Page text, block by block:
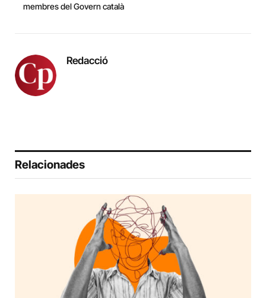
membres del Govern català
Redacció
Relacionades